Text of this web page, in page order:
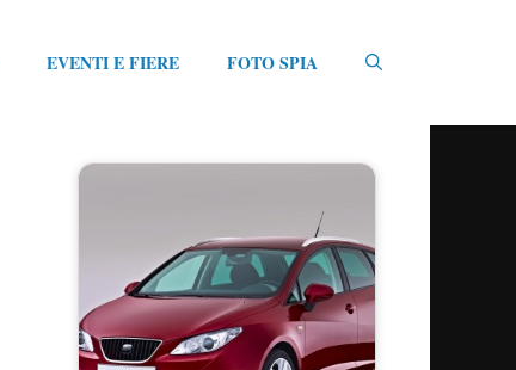
EVENTI E FIERE FOTO SPIA